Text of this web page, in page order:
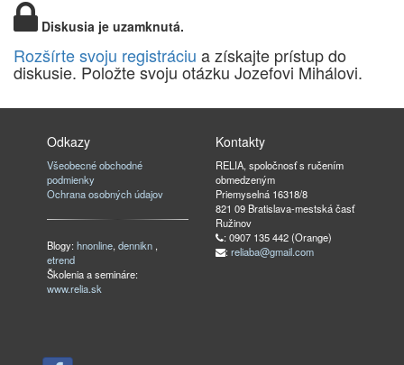
Diskusia je uzamknutá.
Rozšírte svoju registráciu a získajte prístup do
diskusie. Položte svoju otázku Jozefovi Mihálovi.
Odkazy
Všeobecné obchodné
podmienky
Ochrana osobných údajov
Blogy:hnonline,dennikn ,
etrend
Školenia a semináre:
www.relia.sk
Kontakty
RELIA, spoločnosť s ručením
obmedzeným
Priemyselná 16318/8
821 09 Bratislava-mestská časť
Ružinov
: 0907 135 442 (Orange)
: reliaba@gmail.com